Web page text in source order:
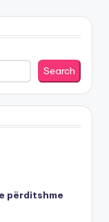
Search
përditshme